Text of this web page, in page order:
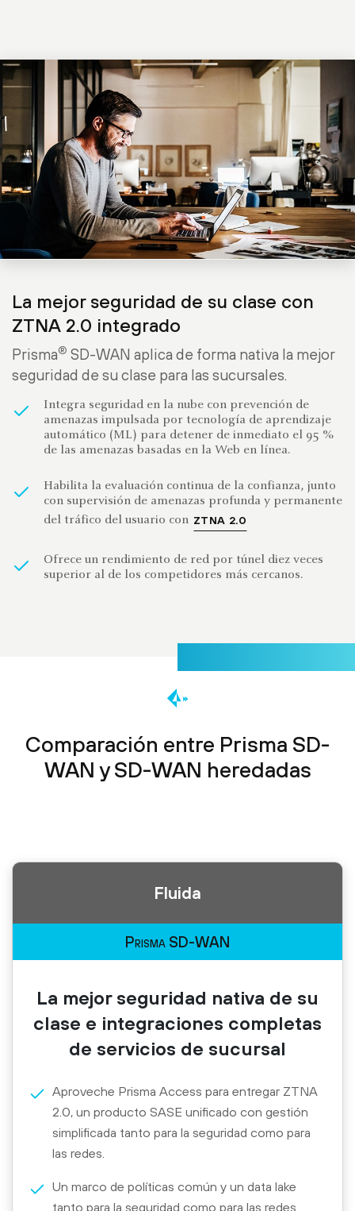
La mejor seguridad de su clase con
ZTNA 2.0 integrado
Prisma® SD-WAN aplica de forma nativa la mejor
seguridad de su clase para las sucursales.
Integra seguridad en la nube con prevención de
amenazas impulsada por tecnología de aprendizaje
automático (ML) para detener de inmediato el 95 %
de las amenazas basadas en la Web en línea.
Habilita la evaluación continua de la confianza, junto
con supervisión de amenazas profunda y permanente
del tráfico del usuario con ZTNA 2.0
Ofrece un rendimiento de red por túnel diez veces
superior al de los competidores más cercanos.
Comparación entre Prisma SD-
WAN y SD-WAN heredadas
Fluida
Prisma SD-WAN
La mejor seguridad nativa de su
clase e integraciones completas
de servicios de sucursal
Aproveche Prisma Access para entregar ZTNA
2.0, un producto SASE unificado con gestión
simplificada tanto para la seguridad como para
las redes.
Un marco de políticas común y un data lake
tanto para la seguridad como para las redes